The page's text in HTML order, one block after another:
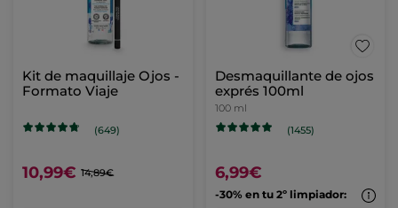
Kit de maquillaje Ojos -
Formato Viaje
(649)
10,99€ 14,89€
Desmaquillante de ojos
exprés 100ml
100 ml
(1455)
6,99€
-30% en tu 2º limpiador: